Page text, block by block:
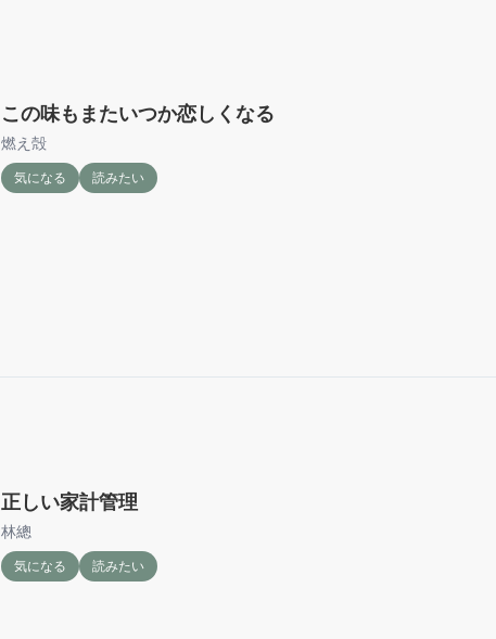
この味もまたいつか恋しくなる
燃え殻
気になる 読みたい
正しい家計管理
林總
気になる 読みたい